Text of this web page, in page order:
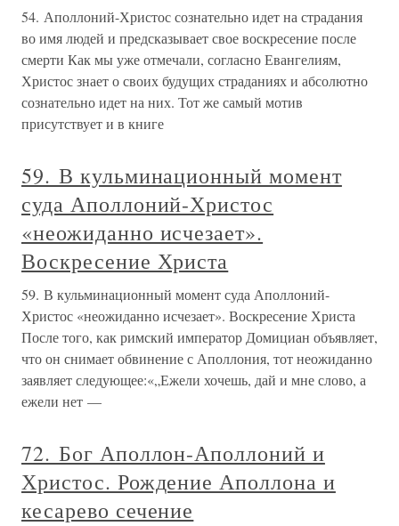
54. Аполлоний-Христос сознательно идет на страдания
во имя людей и предсказывает свое воскресение после
смерти Как мы уже отмечали, согласно Евангелиям,
Христос знает о своих будущих страданиях и абсолютно
сознательно идет на них. Тот же самый мотив
присутствует и в книге
59. В кульминационный момент
суда Аполлоний-Христос
«неожиданно исчезает».
Воскресение Христа
59. В кульминационный момент суда Аполлоний-
Христос «неожиданно исчезает». Воскресение Христа
После того, как римский император Домициан объявляет,
что он снимает обвинение с Аполлония, тот неожиданно
заявляет следующее:«„Ежели хочешь, дай и мне слово, а
ежели нет —
72. Бог Аполлон-Аполлоний и
Христос. Рождение Аполлона и
кесарево сечение